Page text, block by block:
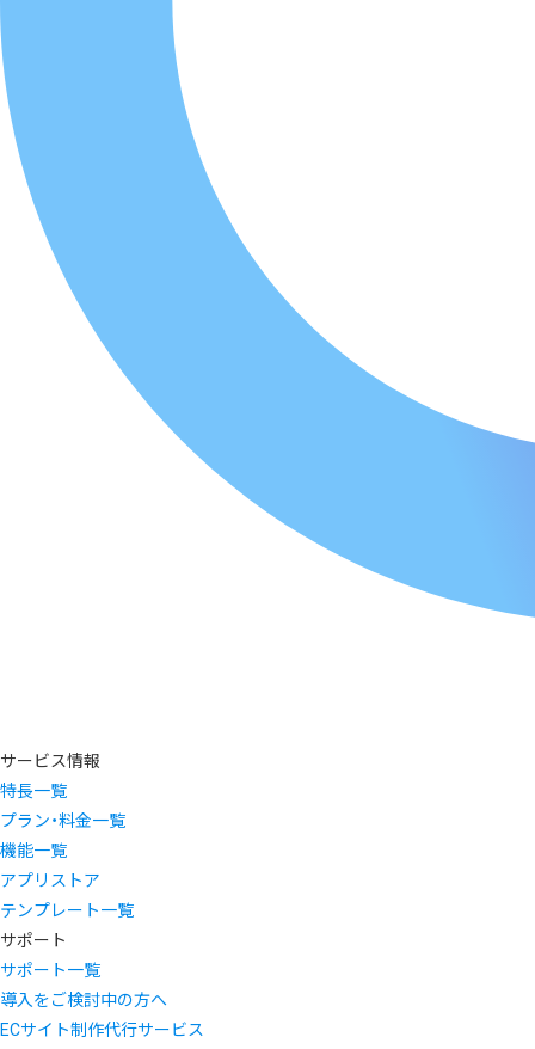
サービス情報
特長一覧
プラン・料金一覧
機能一覧
アプリストア
テンプレート一覧
サポート
サポート一覧
導入をご検討中の方へ
ECサイト制作代行サービス